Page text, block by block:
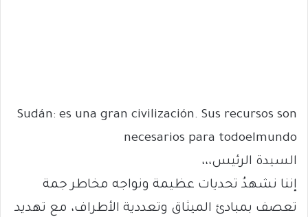
Sudán: es una gran civilización. Sus recursos son
necesarios para todoelmundo
السيدة الرئيس،،،
إننا نشهدُ تحديات عظيمة ونواجه مخاطر جمة
تعصف بمبادئ الميثاق وتعددية الأطراف، مع تهديد